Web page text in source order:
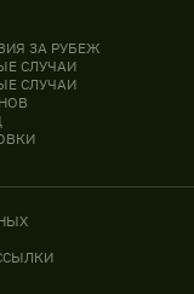
ЗА РУБЕЖ
СЛУЧАИ
СЛУЧАИ